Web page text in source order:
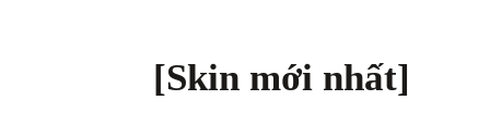
[Skin mới nhất]